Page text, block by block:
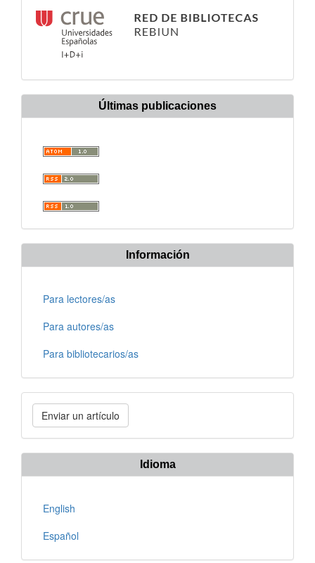
Últimas publicaciones
Información
Para lectores/as
Para autores/as
Para bibliotecarios/as
Enviar
un
artículo
Enviar un artículo
Idioma
English
Español